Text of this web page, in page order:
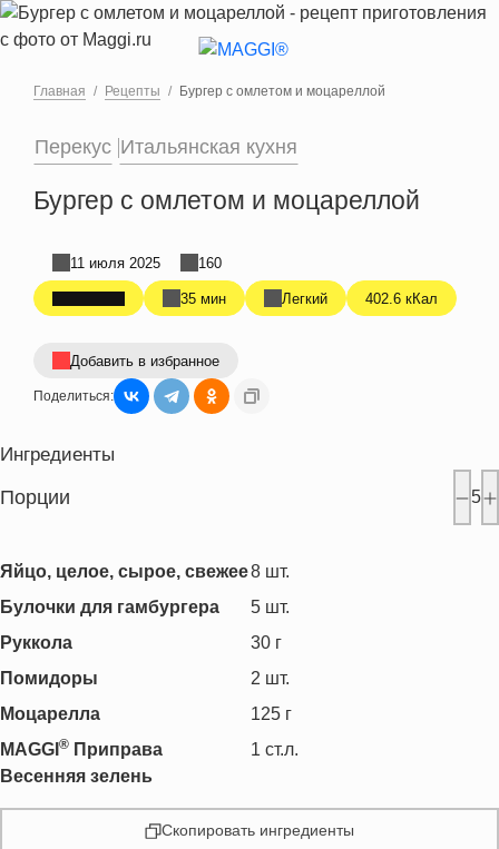
Перейти к основному содержанию
Главная Рецепты Бургер с омлетом и моцареллой
Перекус Итальянская кухня
Бургер с омлетом и моцареллой
35 мин Легкий 402.6 кКал
11 июля 2025 160
Добавить в избранное
Поделиться:
Ингредиенты
Порции 5
Яйцо, целое, сырое, свежее8 шт.
Булочки для гамбургера
5 шт.
Руккола
30 г
Помидоры
2 шт.
Моцарелла
125 г
MAGGI ® Приправа
Весенняя зелень
1 ст.л.
Скопировать ингредиенты